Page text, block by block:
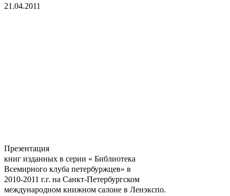
21.04.2011
Презентация
книг изданных в серии « Библиотека
Всемирного клуба петербуржцев» в
2010-2011 г.г. на Санкт-Петербургском
международном книжном салоне в Ленэкспо.